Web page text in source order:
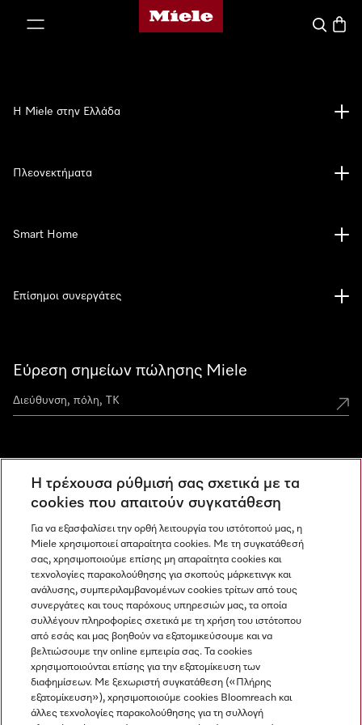
Αρχική σελίδα της Miele
Εύρεση σημείων πώλησης Miele
Ανακαλύψτε τα Miele Experience Center
Newsletter
Η Miele στην Ελλάδα
Πλεονεκτήματα
Smart Home
Επίσημοι συνεργάτες
Miele στο Instagram
Miele στο Facebook
Miele στο Youtube
Η τρέχουσα ρύθμισή σας σχετικά με τα
cookies που απαιτούν συγκατάθεση
Για να εξασφαλίσει την ορθή λειτουργία του ιστότοπού μας, η
Miele χρησιμοποιεί απαραίτητα cookies. Με τη συγκατάθεσή
σας, χρησιμοποιούμε επίσης μη απαραίτητα cookies και
τεχνολογίες παρακολούθησης για σκοπούς μάρκετινγκ και
ανάλυσης, συμπεριλαμβανομένων cookies τρίτων από τους
συνεργάτες και τους παρόχους υπηρεσιών μας, τα οποία
συλλέγουν πληροφορίες σχετικά με τη χρήση του ιστότοπου
από εσάς και μας βοηθούν να εξατομικεύσουμε και να
βελτιώσουμε την online εμπειρία σας. Τα cookies
χρησιμοποιούνται επίσης για την εξατομίκευση των
διαφημίσεων. Με ξεχωριστή συγκατάθεση («Πλήρης
εξατομίκευση»), χρησιμοποιούμε cookies Bloomreach και
άλλες τεχνολογίες παρακολούθησης για τη συλλογή